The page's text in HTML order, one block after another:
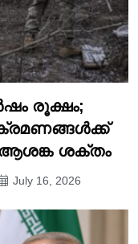
രൂക്ഷം;
ആശങ്ക ശക്തം
July 16, 2026